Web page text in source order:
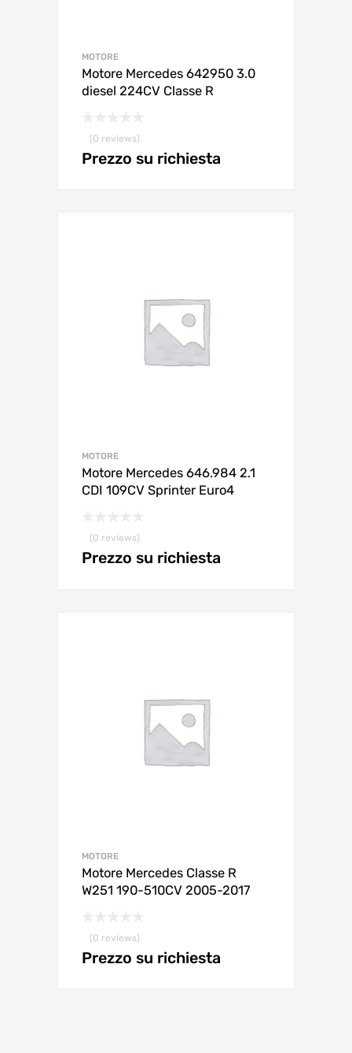
MOTORE
Motore Mercedes 642950 3.0
diesel 224CV Classe R
(0 reviews)
Prezzo su richiesta
MOTORE
Motore Mercedes 646.984 2.1
CDI 109CV Sprinter Euro4
(0 reviews)
Prezzo su richiesta
MOTORE
Motore Mercedes Classe R
W251 190-510CV 2005-2017
(0 reviews)
Prezzo su richiesta